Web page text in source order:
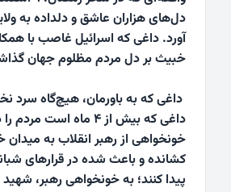
دل‌های هزاران عاشق و دلداده به
آورد. داغی که اسرائیل غاصب با
خبیث بر دل مردم مظلوم جهان
داغی که به باورمان، هیچ‌گاه سرد
داغی که بیش از ۴ ماه است
خونخواهی از رهبر انقلاب به میدان
کشانده و باعث شده در قرارهای
پیدا کنند؛ به خونخواهی رهبر، شهید